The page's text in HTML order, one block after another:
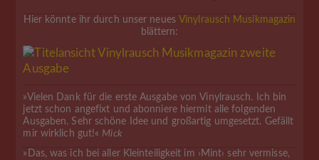
Hier könnte ihr durch unser neues Vinylrausch Musikmagazin
blättern:
»Vielen Dank für die erste Ausgabe von Vinylrausch. Ich bin
jetzt schon angefixt und abonniere hiermit alle folgenden
Ausgaben. Sehr schöne Idee und großartig umgesetzt. Gefällt
mir wirklich gut!« Mick
»Das, was ich bei aller Kleinteiligkeit im ›Mint‹ sehr vermisse,